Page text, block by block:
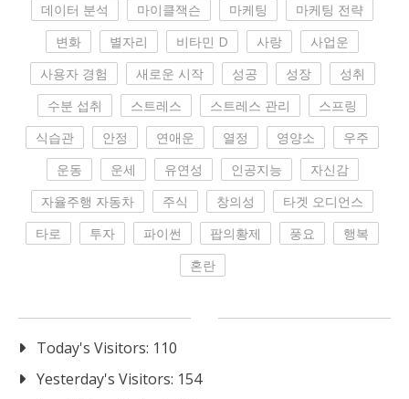
데이터 분석
마이클잭슨 마케팅
마케팅 전략
변화
별자리 비타민 D 사랑
사업운
사용자 경험
새로운 시작 성공 성장
성취
수분 섭취
스트레스 스트레스 관리
스프링
식습관
안정 연애운 열정 영양소
우주
운동
운세 유연성 인공지능
자신감
자율주행 자동차
주식 창의성
타겟 오디언스
타로
투자 파이썬 팝의황제 풍요
행복
혼란
Today's Visitors: 110
Yesterday's Visitors: 154